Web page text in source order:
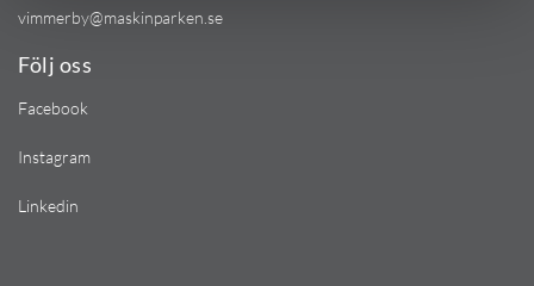
vimmerby@maskinparken.se
Följ oss
Facebook
Instagram
Linkedin